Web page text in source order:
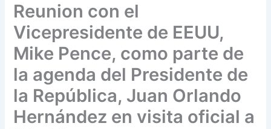
Reunion con el
Vicepresidente de EEUU,
Mike Pence, como parte de
la agenda del Presidente de
la República, Juan Orlando
Hernández en visita oficial a